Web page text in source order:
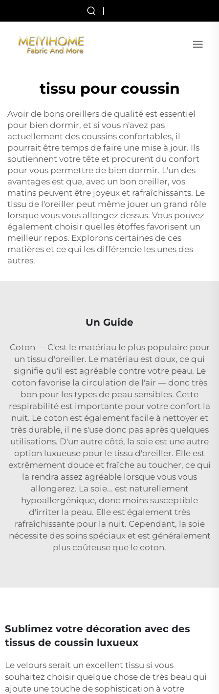
|
tissu pour coussin
Avoir de bons oreillers de qualité est essentiel
pour bien dormir, et si vous n'avez pas
actuellement des coussins confortables, il
pourrait être temps de faire une mise à jour. Ils
soutiennent votre tête et procurent du confort
pour vous permettre de bien dormir. L'un des
avantages est que, avec un bon oreiller, vos
matins peuvent être joyeux et rafraîchissants. Le
tissu de l'oreiller peut même jouer un grand rôle
lorsque vous vous allongez dessus. Vous pouvez
également choisir quelles étoffes favorisent un
meilleur repos. Explorons certaines de ces
matières et ce qui les différencie les unes des
autres.
Un Guide
Coton — C'est le matériau le plus populaire pour
un tissu d'oreiller. Le matériau est doux, ce qui
signifie qu'il est agréable contre votre peau. Le
coton favorise la circulation de l'air — donc très
bon pour les types de peau sensibles. Cette
respirabilité est importante pour votre confort la
nuit. Le coton est également facile à nettoyer et
très durable, il ne s'use donc pas après quelques
utilisations. D'un autre côté, la soie est une autre
option luxueuse pour le tissu d'oreiller. Elle est
extrêmement douce et fraîche au toucher, ce qui
la rendra assez agréable lorsque vous vous
allongerez. La soie... est naturellement
hypoallergénique, donc moins susceptible
d'irriter la peau. Elle est également très
rafraîchissante pour la nuit. Cependant, la soie
nécessite des soins spéciaux et est généralement
plus coûteuse que le coton.
Sublimez votre décoration avec des
tissus de coussin luxueux
Le velours serait un excellent tissu si vous
souhaitez choisir quelque chose de très beau qui
ajoute une touche de sophistication à votre